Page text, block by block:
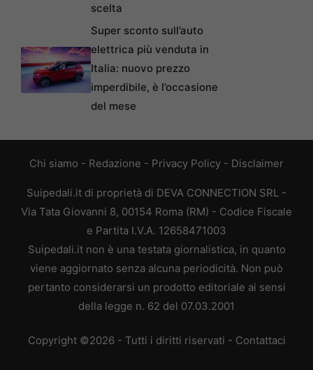
scelta
Super sconto sull’auto
elettrica più venduta in
Italia: nuovo prezzo
imperdibile, è l’occasione
del mese
Chi siamo - Redazione - Privacy Policy - Disclaimer
Suipedali.it di proprietà di DEVA CONNECTION SRL -
Via Tata Giovanni 8, 00154 Roma (RM) - Codice Fiscale
e Partita I.V.A. 12658471003
Suipedali.it non è una testata giornalistica, in quanto
viene aggiornato senza alcuna periodicità. Non può
pertanto considerarsi un prodotto editoriale ai sensi
della legge n. 62 del 07.03.2001
Copyright ©2026 - Tutti i diritti riservati - Contattaci